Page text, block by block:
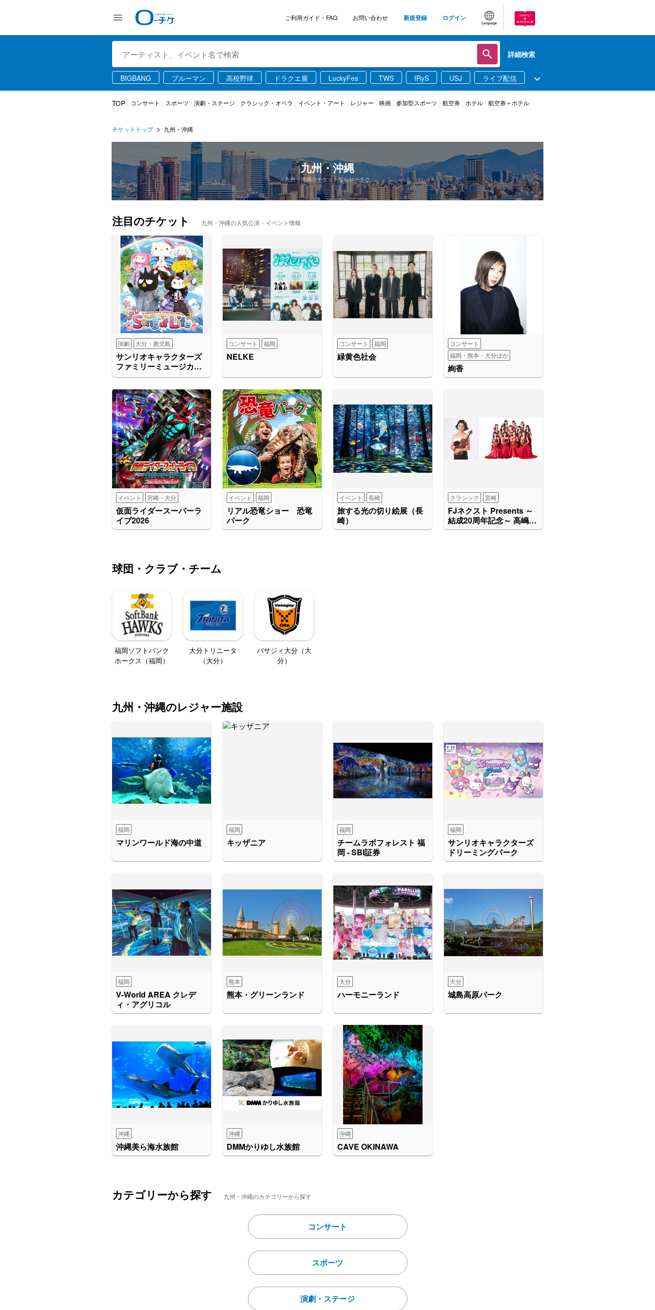
ご利用ガイド・FAQ お問い合わせ 新規登録 ログイン
Language
詳細検索
BIGBANG ブルーマン 高校野球 ドラクエ展 LuckyFes TWS IRyS USJ ライブ配信
TOP コンサート スポーツ 演劇・ステージ クラシック・オペラ イベント・アート レジャー 映画 参加型スポーツ 航空券 ホテル 航空券＋ホテル
チケットトップ 九州・沖縄
九州・沖縄
九州・沖縄のチケットならローチケ
注目のチケット 九州・沖縄の人気公演・イベント情報
サンリオキャラクターズ
ファミリーミュージカル
Song of Life
演劇 大分・鹿児島
NELKE
コンサート 福岡
緑黄色社会
コンサート 福岡
絢香
コンサート
福岡・熊本・大分ほか
仮面ライダースーパーラ
イブ2026
イベント 宮崎・大分
リアル恐竜ショー 恐竜
パーク
イベント 福岡
旅する光の切り絵展（長
崎）
イベント 長崎
FJネクスト Presents ～
結成20周年記念～ 高嶋ち
さ子 12人のヴァイオリニ
クラシック 宮崎
球団・クラブ・チーム
福岡ソフトバンク
ホークス（福岡）
大分トリニータ
（大分）
バサジィ大分（大
分）
九州・沖縄のレジャー施設
マリンワールド海の中道
福岡
キッザニア
福岡
チームラボフォレスト 福
岡 - SBI証券
福岡
サンリオキャラクターズ
ドリーミングパーク
福岡
V-World AREA クレデ
ィ・アグリコル
福岡
熊本・グリーンランド
熊本
ハーモニーランド
大分
城島高原パーク
大分
沖縄美ら海水族館
沖縄
DMMかりゆし水族館
沖縄
CAVE OKINAWA
沖縄
カテゴリーから探す 九州・沖縄のカテゴリーから探す
コンサート
スポーツ
演劇・ステージ